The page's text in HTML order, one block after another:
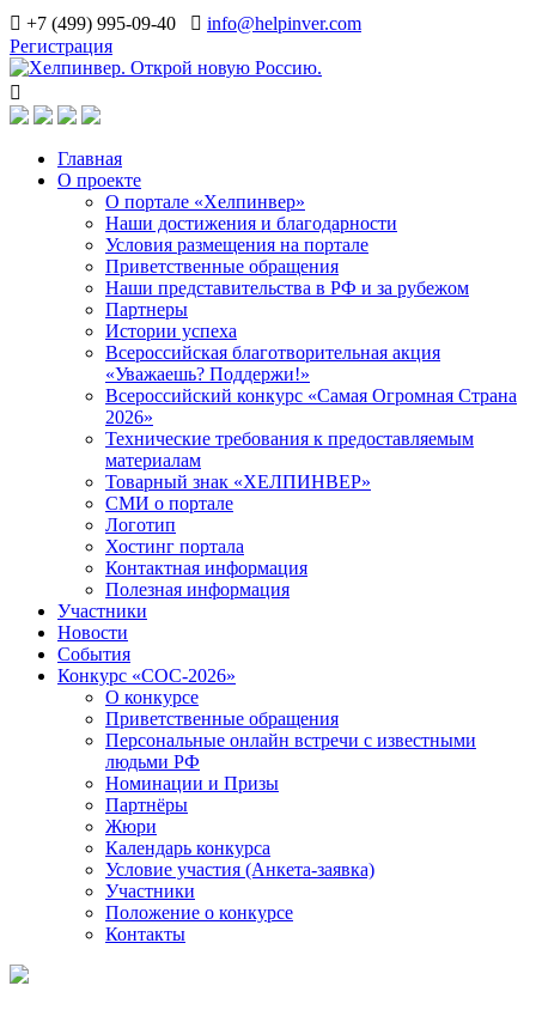
+7 (499) 995-09-40
info@helpinver.com
Регистрация
Главная
О проекте
О портале «Хелпинвер»
Наши достижения и благодарности
Условия размещения на портале
Приветственные обращения
Наши представительства в РФ и за рубежом
Партнеры
Истории успеха
Всероссийская благотворительная акция
«Уважаешь? Поддержи!»
Всероссийский конкурс «Самая Огромная Страна
2026»
Технические требования к предоставляемым
материалам
Товарный знак «ХЕЛПИНВЕР»
СМИ о портале
Логотип
Хостинг портала
Контактная информация
Полезная информация
Участники
Новости
События
Конкурс «СОС-2026»
О конкурсе
Приветственные обращения
Персональные онлайн встречи с известными
людьми РФ
Номинации и Призы
Партнёры
Жюри
Календарь конкурса
Условие участия (Анкета-заявка)
Участники
Положение о конкурсе
Контакты